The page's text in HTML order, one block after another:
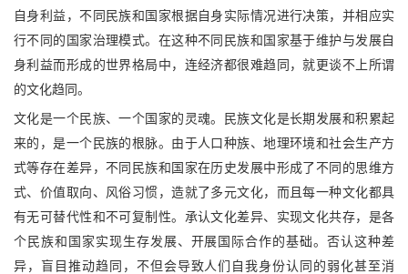
自身利益，不同民族和国家根据自身实际情况进行决策，并相应实
行不同的国家治理模式。在这种不同民族和国家基于维护与发展自
身利益而形成的世界格局中，连经济都很难趋同，就更谈不上所谓
的文化趋同。
文化是一个民族、一个国家的灵魂。民族文化是长期发展和积累起
来的，是一个民族的根脉。由于人口种族、地理环境和社会生产方
式等存在差异，不同民族和国家在历史发展中形成了不同的思维方
式、价值取向、风俗习惯，造就了多元文化，而且每一种文化都具
有无可替代性和不可复制性。承认文化差异、实现文化共存，是各
个民族和国家实现生存发展、开展国际合作的基础。否认这种差
异，盲目推动趋同，不但会导致人们自我身份认同的弱化甚至消